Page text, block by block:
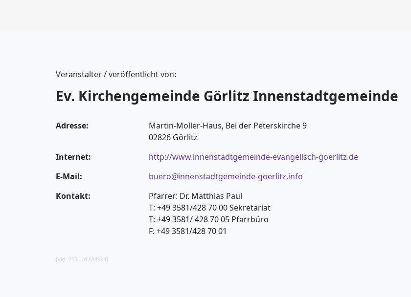
Veranstalter / veröffentlicht von:
Ev. Kirchengemeinde Görlitz Innenstadtgemeinde
Adresse:
Martin-Moller-Haus, Bei der Peterskirche 9
02826 Görlitz
Internet:
http://www.innenstadtgemeinde-evangelisch-goerlitz.de
E-Mail:
buero@innenstadtgemeinde-goerlitz.info
Kontakt:
Pfarrer: Dr. Matthias Paul
T: +49 3581/428 70 00 Sekretariat
T: +49 3581/ 428 70 05 Pfarrbüro
F: +49 3581/428 70 01
[vid: 253 - id 684984]